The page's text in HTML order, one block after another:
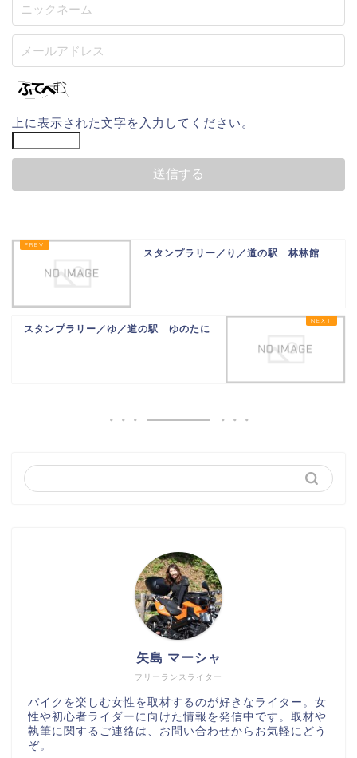
上に表示された文字を入力してください。
スタンプラリー／り／道の駅 林林館
スタンプラリー／ゆ／道の駅 ゆのたに
フリーランスライター
矢島 マーシャ
バイクを楽しむ女性を取材するのが好きなライター。女
性や初心者ライダーに向けた情報を発信中です。取材や
執筆に関するご連絡は、お問い合わせからお気軽にどう
ぞ。